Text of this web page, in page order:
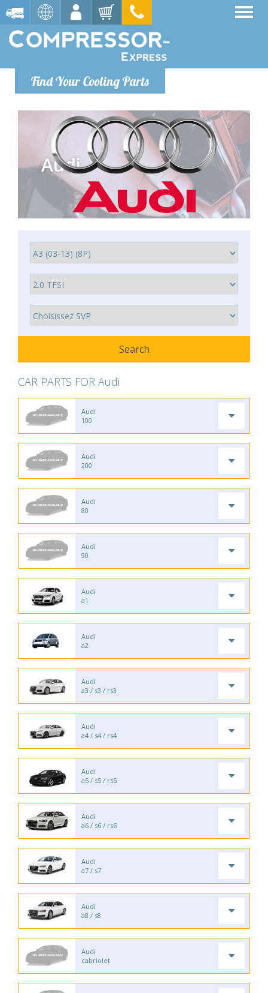
Find Your Cooling Parts
Audi
CAR PARTS FOR Audi
Audi
100
Audi
200
Audi
80
Audi
90
Audi
a1
Audi
a2
Audi
a3 / s3 / rs3
Audi
a4 / s4 / rs4
Audi
a5 / s5 / rs5
Audi
a6 / s6 / rs6
Audi
a7 / s7
Audi
a8 / s8
Audi
cabriolet